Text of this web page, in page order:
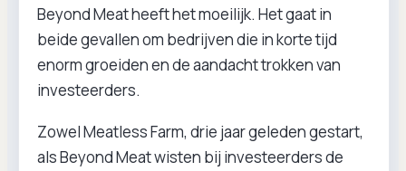
Beyond Meat heeft het moeilijk. Het gaat in
beide gevallen om bedrijven die in korte tijd
enorm groeiden en de aandacht trokken van
investeerders.
Zowel Meatless Farm, drie jaar geleden gestart,
als Beyond Meat wisten bij investeerders de